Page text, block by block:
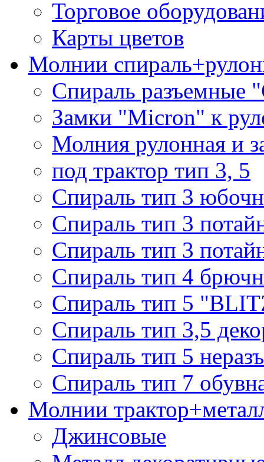
Торговое
Карты цветов
Молнии
Спираль разъемные
Замки "Micron" к
Молния рулонная и
под трактор тип 3, 5
Спираль тип 3
Спираль тип 3
Спираль тип 3
Спираль тип 4
Спираль тип 5
Спираль тип 3,5
Спираль тип 5
Спираль тип 7
Молнии
Джинсовые